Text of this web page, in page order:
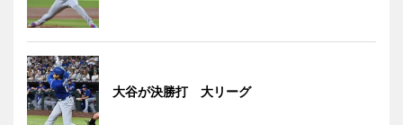
大谷が決勝打 大リーグ